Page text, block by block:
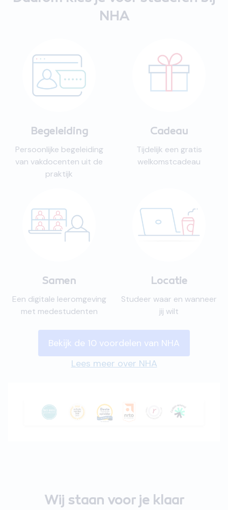
NHA
Begeleiding
Persoonlijke begeleiding
van vakdocenten uit de
praktijk
Cadeau
Tijdelijk een gratis
welkomstcadeau
Samen
Een digitale leeromgeving
met medestudenten
Locatie
Studeer waar en wanneer
jij wilt
Bekijk de 10 voordelen van NHA
Lees meer over NHA
Wij staan voor je klaar